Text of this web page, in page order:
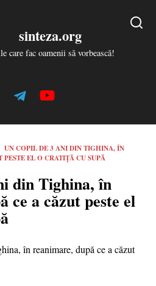
sinteza.org
care fac oamenii să vorbească!
UN COPIL DE 3 ANI DIN TIGHINA, ÎN
EL O CRATIȚĂ CU SUPĂ
din Tighina, în
ce a căzut peste el